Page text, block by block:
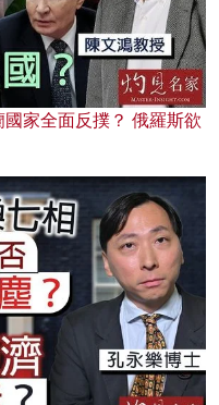
家全面反撲？ 俄羅斯欲